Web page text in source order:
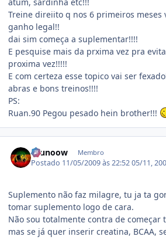
Treine direiito q nos 6 primeiros meses
ganho legal!!
dai sim começa a suplementar!!!!
E pesquise mais da prxima vez pra
proxima vez!!!!!
E com certeza esse topico vai ser
abras e bons treinos!!!!
PS:
Ruan.90 Pegou pesado hein brother!!!
brunoow Membro
Postado 11/05/2009 às 22:5205/11,
Suplemento não faz milagre, tu ja ta
tomar suplemento logo de cara.
Não sou totalmente contra de começar
mas se já quer inserir creatina, BCAA,